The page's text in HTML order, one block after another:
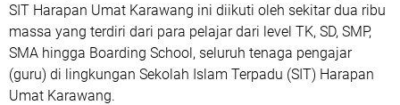
SIT Harapan Umat Karawang ini diikuti oleh sekitar dua ribu
massa yang terdiri dari para pelajar dari level TK, SD, SMP,
SMA hingga Boarding School, seluruh tenaga pengajar
(guru) di lingkungan Sekolah Islam Terpadu (SIT) Harapan
Umat Karawang.